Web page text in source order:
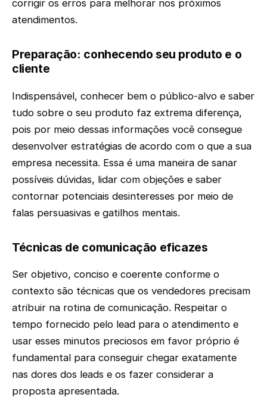
corrigir os erros para melhorar nos próximos
atendimentos.
Preparação: conhecendo seu produto e o
cliente
Indispensável, conhecer bem o público-alvo e saber
tudo sobre o seu produto faz extrema diferença,
pois por meio dessas informações você consegue
desenvolver estratégias de acordo com o que a sua
empresa necessita. Essa é uma maneira de sanar
possíveis dúvidas, lidar com objeções e saber
contornar potenciais desinteresses por meio de
falas persuasivas e gatilhos mentais.
Técnicas de comunicação eficazes
Ser objetivo, conciso e coerente conforme o
contexto são técnicas que os vendedores precisam
atribuir na rotina de comunicação. Respeitar o
tempo fornecido pelo lead para o atendimento e
usar esses minutos preciosos em favor próprio é
fundamental para conseguir chegar exatamente
nas dores dos leads e os fazer considerar a
proposta apresentada.